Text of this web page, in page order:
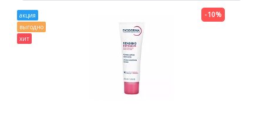
акция
выгодно
хит
-10%